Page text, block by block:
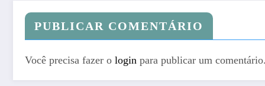
PUBLICAR COMENTÁRIO
Você precisa fazer o login para publicar um comentário.